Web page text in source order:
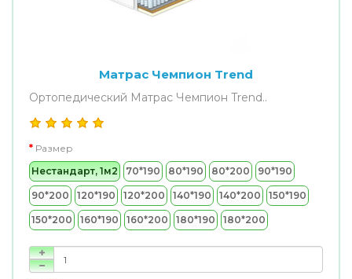
Матрас Чемпион Trend
Ортопедический Матрас Чемпион Trend..
Размер
Нестандарт, 1м2
70*190 80*190 80*200 90*190
90*200 120*190 120*200 140*190 140*200 150*190
150*200 160*190 160*200 180*190 180*200